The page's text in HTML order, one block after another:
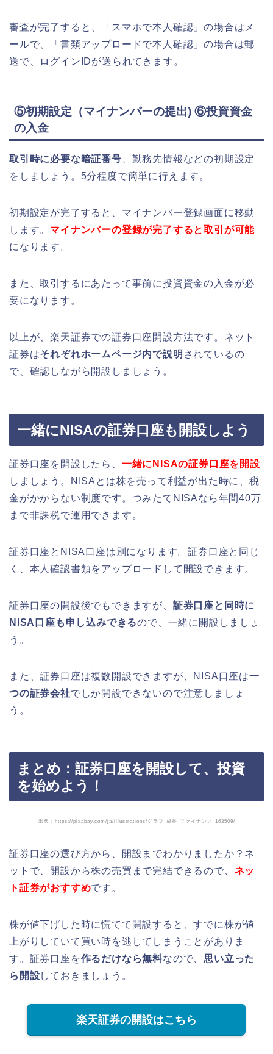
審査が完了すると、「スマホで本人確認」の場合はメ
ールで、「書類アップロードで本人確認」の場合は郵
送で、ログインIDが送られてきます。
⑤初期設定（マイナンバーの提出) ⑥投資資金
の入金
取引時に必要な暗証番号 、勤務先情報などの初期設定
をしましょう。5分程度で簡単に行えます。
初期設定が完了すると、マイナンバー登録画面に移動
します。 マイナンバーの登録が完了すると取引が可能
になります。
また、取引するにあたって事前に投資資金の入金が必
要になります。
以上が、楽天証券での証券口座開設方法です。ネット
証券はそれぞれホームページ内で説明 されているの
で、確認しながら開設しましょう。
一緒にNISAの証券口座も開設しよう
証券口座を開設したら、 一緒にNISAの証券口座を開設
しましょう。NISAとは株を売って利益が出た時に、税
金がかからない制度です。つみたてNISAなら年間40万
まで非課税で運用できます。
証券口座とNISA口座は別になります。証券口座と同じ
く、本人確認書類をアップロードして開設できます。
証券口座の開設後でもできますが、 証券口座と同時に
NISA口座も申し込みできるので、一緒に開設しましょ
う。
また、証券口座は複数開設できますが、NISA口座は一
つの証券会社でしか開設できないので注意しましょ
う。
まとめ：証券口座を開設して、投資
を始めよう！
出典：https://pixabay.com/ja/illustrations/グラフ-成長-ファイナンス-163509/
証券口座の選び方から、開設までわかりましたか？ネ
ットで、開設から株の売買まで完結できるので、 ネッ
ト証券がおすすめです。
株が値下げした時に慌てて開設すると、すでに株が値
上がりしていて買い時を逃してしまうことがありま
す。証券口座を作るだけなら無料なので、思い立った
ら開設しておきましょう。
楽天証券の開設はこちら